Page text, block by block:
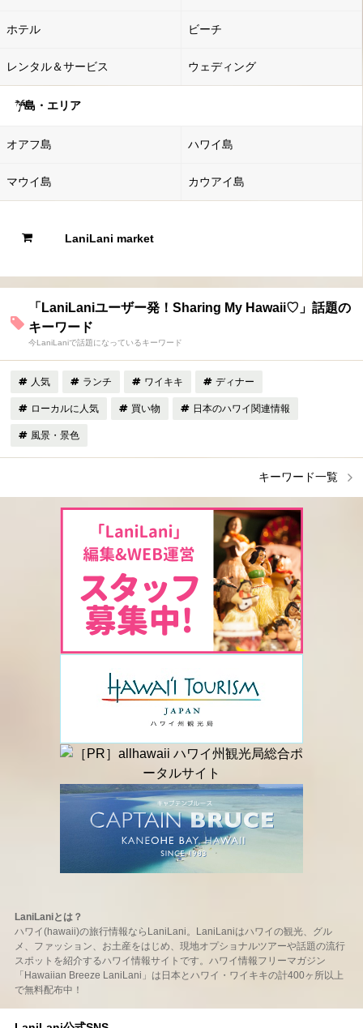
ホテル ビーチ
レンタル＆サービス ウェディング
島・エリア
オアフ島 ハワイ島
マウイ島 カウアイ島
LaniLani market
「LaniLaniユーザー発！Sharing My Hawaii♡」話題の
キーワード
今LaniLaniで話題になっているキーワード
人気 ランチ ワイキキ ディナー
ローカルに人気 買い物 日本のハワイ関連情報
風景・景色
キーワード一覧
LaniLaniとは？
ハワイ(hawaii)の旅行情報ならLaniLani。LaniLaniはハワイの観光、グル
メ、ファッション、お土産をはじめ、現地オプショナルツアーや話題の流行
スポットを紹介するハワイ情報サイトです。ハワイ情報フリーマガジン
「Hawaiian Breeze LaniLani」は日本とハワイ・ワイキキの計400ヶ所以上
で無料配布中！